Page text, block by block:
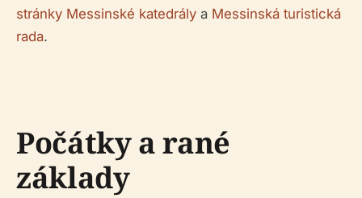
stránky Messinské katedrály a Messinská turistická
rada.
Počátky a rané
základy